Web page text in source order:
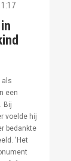
als
een
Bij
voelde hij
bedankte
'Het